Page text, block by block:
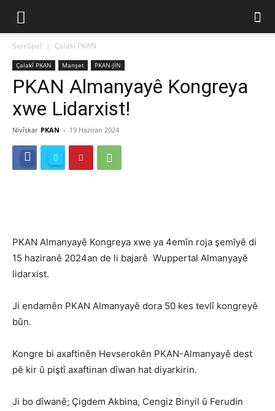
Serrûpel Çalakî PKAN
Çalakî PKAN Manşet PKAN-JİN
PKAN Almanyayê Kongreya
xwe Lidarxist!
Nivîskar PKAN - 19 Haziran 2024
PKAN Almanyayê Kongreya xwe ya 4emîn roja şemîyê di
15 haziranê 2024an de li bajarê Wuppertal Almanyayê
lidarxist.
Ji endamên PKAN Almanyayê dora 50 kes tevlî kongreyê
bûn.
Kongre bi axaftinên Hevserokên PKAN-Almanyayê dest
pê kir û piştî axaftinan dîwan hat diyarkirin.
Ji bo dîwanê; Çigdem Akbina, Cengiz Binyil û Ferudin